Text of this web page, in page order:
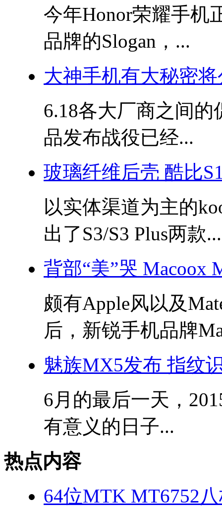
今年Honor荣耀手机
品牌的Slogan，...
大神手机有大秘密
6.18各大厂商之间
品发布战役已经...
玻璃纤维后壳 酷比
以实体渠道为主的
出了S3/S3 Plus两款...
背部“美”哭 Macoox
颇有Apple风以及
后，新锐手机品牌
魅族MX5发布 指纹
6月的最后一天，
有意义的日子...
热点内容
64位MTK MT6752